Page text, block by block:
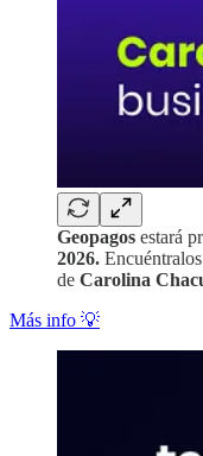
Geopagos estará
2026.
de Carolina
Más info 💡